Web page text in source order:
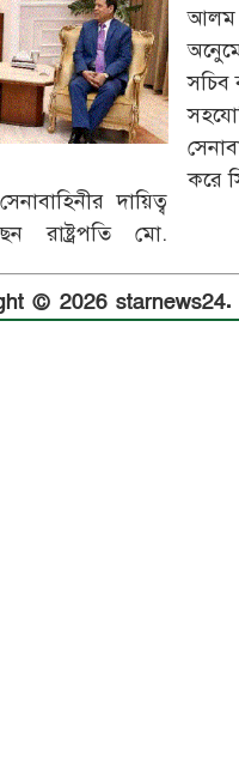
দায়িত্ব
রাষ্ট্রপতি মো.
আলম।
সচিব
করে
© 2026